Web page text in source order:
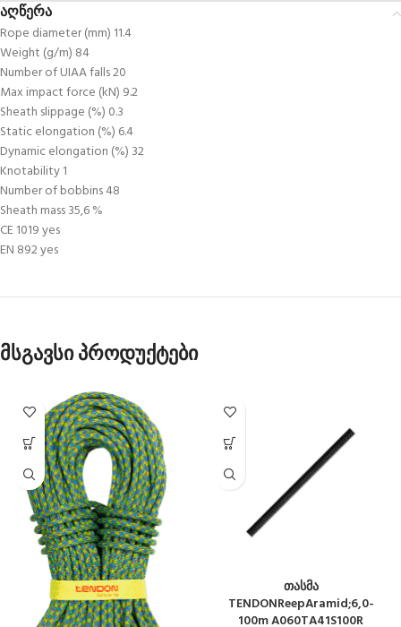
აღწერა
Rope diameter (mm) 11.4
Weight (g/m) 84
Number of UIAA falls 20
Max impact force (kN) 9.2
Sheath slippage (%) 0.3
Static elongation (%) 6.4
Dynamic elongation (%) 32
Knotability 1
Number of bobbins 48
Sheath mass 35,6 %
CE 1019 yes
EN 892 yes
მსგავსი პროდუქტები
თასმა
TENDONReepAramid;6,0-
100m A060TA41S100R